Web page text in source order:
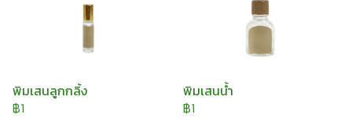
พิมเสนลูกกลิ้ง
฿1
พิมเสนน้ำ
฿1